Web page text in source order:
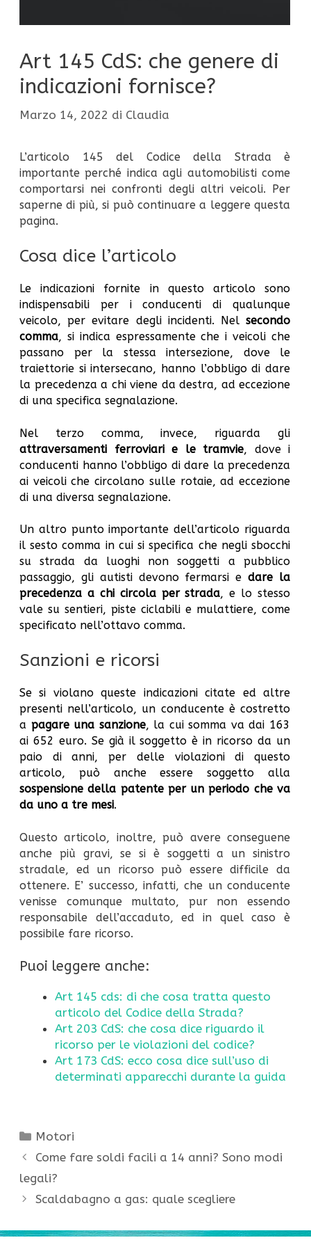
Art 145 CdS: che genere di
indicazioni fornisce?
Marzo 14, 2022 di Claudia
L’articolo 145 del Codice della Strada è
importante perché indica agli automobilisti come
comportarsi nei confronti degli altri veicoli. Per
saperne di più, si può continuare a leggere questa
pagina.
Cosa dice l’articolo
Le indicazioni fornite in questo articolo sono
indispensabili per i conducenti di qualunque
veicolo, per evitare degli incidenti. Nel secondo
comma, si indica espressamente che i veicoli che
passano per la stessa intersezione, dove le
traiettorie si intersecano, hanno l’obbligo di dare
la precedenza a chi viene da destra, ad eccezione
di una specifica segnalazione.
Nel terzo comma, invece, riguarda gli
attraversamenti ferroviari e le tramvie, dove i
conducenti hanno l’obbligo di dare la precedenza
ai veicoli che circolano sulle rotaie, ad eccezione
di una diversa segnalazione.
Un altro punto importante dell’articolo riguarda
il sesto comma in cui si specifica che negli sbocchi
su strada da luoghi non soggetti a pubblico
passaggio, gli autisti devono fermarsi edare la
precedenza a chi circola per strada, e lo stesso
vale su sentieri, piste ciclabili e mulattiere, come
specificato nell’ottavo comma.
Sanzioni e ricorsi
Se si violano queste indicazioni citate ed altre
presenti nell’articolo, un conducente è costretto
a pagare una sanzione, la cui somma va dai 163
ai 652 euro. Se già il soggetto è in ricorso da un
paio di anni, per delle violazioni di questo
articolo, può anche essere soggetto alla
sospensione della patente per un periodo che va
da uno a tre mesi.
Questo articolo, inoltre, può avere conseguene
anche più gravi, se si è soggetti a un sinistro
stradale, ed un ricorso può essere difficile da
ottenere. E’ successo, infatti, che un conducente
venisse comunque multato, pur non essendo
responsabile dell’accaduto, ed in quel caso è
possibile fare ricorso.
Puoi leggere anche:
Art 145 cds: di che cosa tratta questo
articolo del Codice della Strada?
Art 203 CdS: che cosa dice riguardo il
ricorso per le violazioni del codice?
Art 173 CdS: ecco cosa dice sull’uso di
determinati apparecchi durante la guida
Categorie
Motori
Come fare soldi facili a 14 anni? Sono modi
legali?
Scaldabagno a gas: quale scegliere